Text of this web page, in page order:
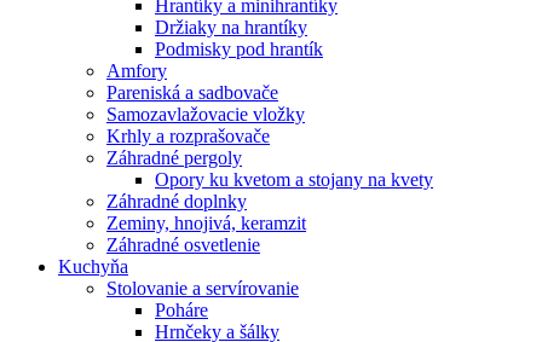
Hrantíky a minihrantíky
Držiaky na hrantíky
Podmisky pod hrantík
Amfory
Pareniská a sadbovače
Samozavlažovacie vložky
Krhly a rozprašovače
Záhradné pergoly
Opory ku kvetom a stojany na kvety
Záhradné doplnky
Zeminy, hnojivá, keramzit
Záhradné osvetlenie
Kuchyňa
Stolovanie a servírovanie
Poháre
Hrnčeky a šálky